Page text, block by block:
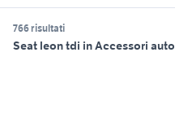
766 risultati
Seat leon tdi in Accessori auto